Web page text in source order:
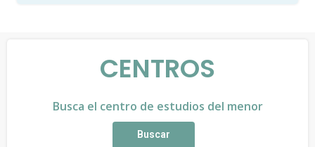
CENTROS
Busca el centro de estudios del menor
Buscar